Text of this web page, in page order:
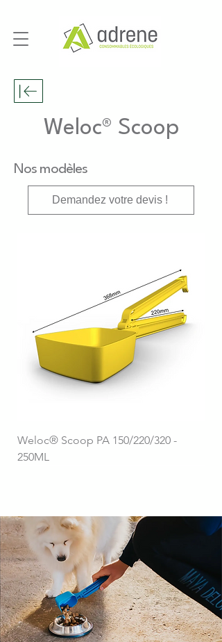
Weloc® Scoop
Nos modèles
Demandez votre devis !
Weloc® Scoop PA 150/220/320 -
250ML